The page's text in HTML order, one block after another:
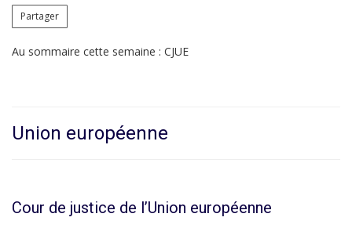
Partager
Au sommaire cette semaine : CJUE
Union européenne
Cour de justice de l’Union européenne